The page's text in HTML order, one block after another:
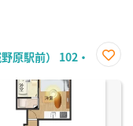
原駅前） 102・
に入